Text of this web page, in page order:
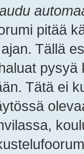
pitää
Tällä
Tätä ei